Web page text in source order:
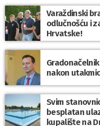
Varaždinski
odlučnošću i
Hrvatske!
nakon
Svim
besplatan
kupalište na